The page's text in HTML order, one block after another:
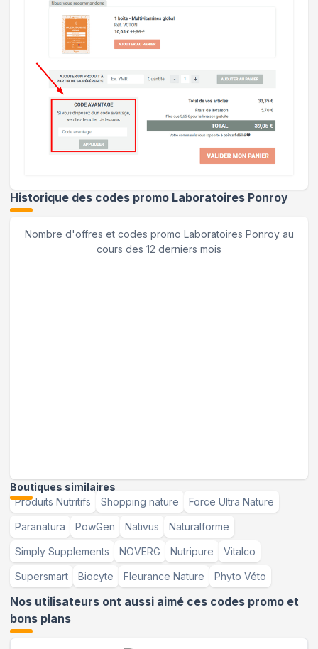
Historique des codes promo Laboratoires Ponroy
Nombre d'offres et codes promo Laboratoires Ponroyau
cours des 12 derniers mois
Boutiques similaires
Produits Nutritifs
Shopping nature Force Ultra Nature
Paranatura PowGen Nativus Naturalforme
Simply Supplements NOVERG Nutripure Vitalco
Supersmart Biocyte Fleurance Nature Phyto Véto
Nos utilisateurs ont aussi aimé ces codes promo et
bons plans